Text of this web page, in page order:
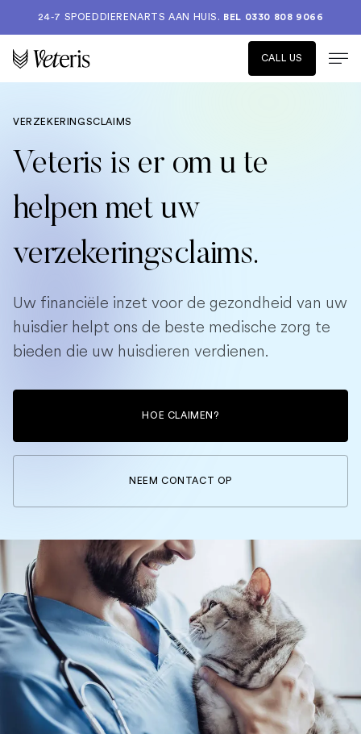
24-7 SPOEDDIERENARTS AAN HUIS. BEL 0330 808 9066
CALL US
VERZEKERINGSCLAIMS
Veteris is er om u te
helpen met uw
verzekeringsclaims.
Uw financiële inzet voor de gezondheid van uw
huisdier helpt ons de beste medische zorg te
bieden die uw huisdieren verdienen.
HOE CLAIMEN?
NEEM CONTACT OP